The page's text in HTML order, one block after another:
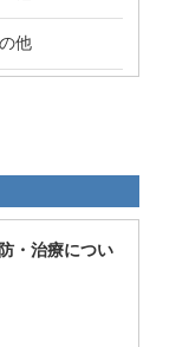
他
・治療につい